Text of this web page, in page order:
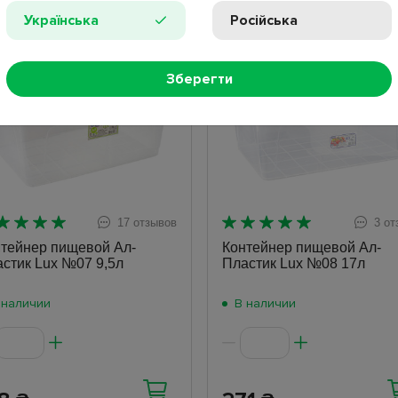
17 отзывов
пищевой Ал-
Lux №07 9,5л
3
Контейнер пищевой Ал-
Пластик Lux №08 17л
В наличии
Українська Російська
Зберегти